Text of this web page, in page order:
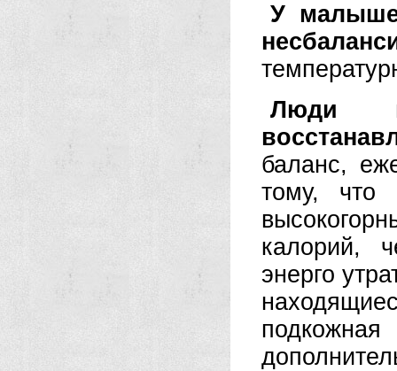
У
Люди
баланс,
тому, что
калорий,
энерго